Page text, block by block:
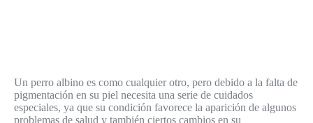
Un perro albino es como cualquier otro, pero debido a la falta de
pigmentación en su piel necesita una serie de cuidados
especiales, ya que su condición favorece la aparición de algunos
problemas de salud y también ciertos cambios en su